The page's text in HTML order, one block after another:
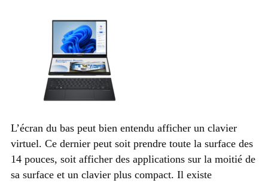
L’écran du bas peut bien entendu afficher un clavier
virtuel. Ce dernier peut soit prendre toute la surface des
14 pouces, soit afficher des applications sur la moitié de
sa surface et un clavier plus compact. Il existe